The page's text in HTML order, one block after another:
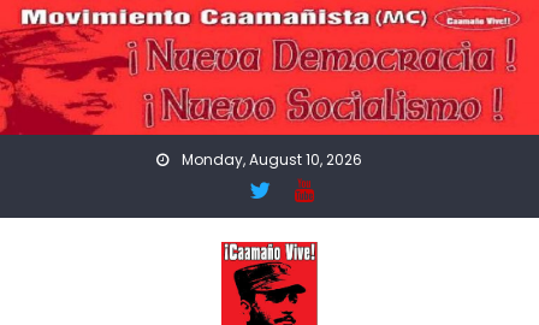
Skip
to
content
Monday, August 10, 2026